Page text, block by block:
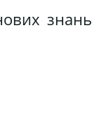
знань